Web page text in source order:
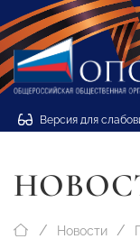
Версия для
Новости